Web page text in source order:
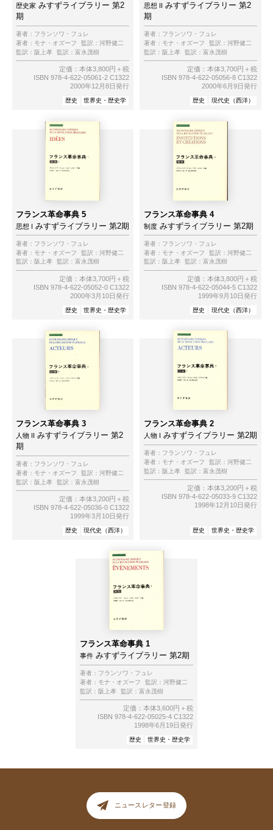
歴史家 みすずライブラリー 第2
期
著者： フランソワ・フュレ
著者： モナ・オズーフ 監訳： 河野健二
監訳： 阪上孝 監訳： 富永茂樹
定価：本体3,800円＋税
ISBN 978-4-622-05061-2 C1322
2000年12月8日発行
歴史 世界史・歴史学
思想 II
みすずライブラリー 第2
期
著者： フランソワ・フュレ
著者： モナ・オズーフ 監訳： 河野健二
監訳： 阪上孝 監訳： 富永茂樹
定価：本体3,700円＋税
ISBN 978-4-622-05056-8 C1322
2000年6月9日発行
歴史 現代史（西洋）
フランス革命事典 5
思想 I みすずライブラリー 第2期
著者： フランソワ・フュレ
著者： モナ・オズーフ 監訳： 河野健二
監訳： 阪上孝 監訳： 富永茂樹
定価：本体3,700円＋税
ISBN 978-4-622-05052-0 C1322
2000年3月10日発行
歴史 世界史・歴史学
フランス革命事典 4
制度 みすずライブラリー 第2期
著者： フランソワ・フュレ
著者： モナ・オズーフ 監訳： 河野健二
監訳： 阪上孝 監訳： 富永茂樹
定価：本体3,800円＋税
ISBN 978-4-622-05044-5 C1322
1999年9月10日発行
歴史 現代史（西洋）
フランス革命事典 3
人物 II みすずライブラリー 第2
期
著者： フランソワ・フュレ
著者： モナ・オズーフ 監訳： 河野健二
監訳： 阪上孝 監訳： 富永茂樹
定価：本体3,200円＋税
ISBN 978-4-622-05036-0 C1322
1999年3月10日発行
歴史 現代史（西洋）
フランス革命事典 2
人物 I みすずライブラリー 第2期
著者： フランソワ・フュレ
著者： モナ・オズーフ 監訳： 河野健二
監訳： 阪上孝 監訳： 富永茂樹
定価：本体3,200円＋税
ISBN 978-4-622-05033-9 C1322
1998年12月10日発行
歴史 世界史・歴史学
フランス革命事典 1
事件 みすずライブラリー 第2期
著者： フランソワ・フュレ
著者： モナ・オズーフ 監訳： 河野健二
監訳： 阪上孝 監訳： 富永茂樹
定価：本体3,600円＋税
ISBN 978-4-622-05025-4 C1322
1998年6月19日発行
歴史 世界史・歴史学
ニュースレター登録